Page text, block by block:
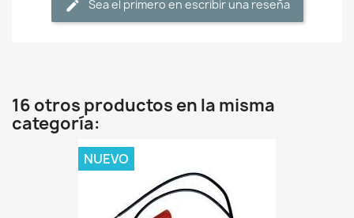
Sea el primero en escribir una reseña
16 otros productos en la misma
categoría:
NUEVO